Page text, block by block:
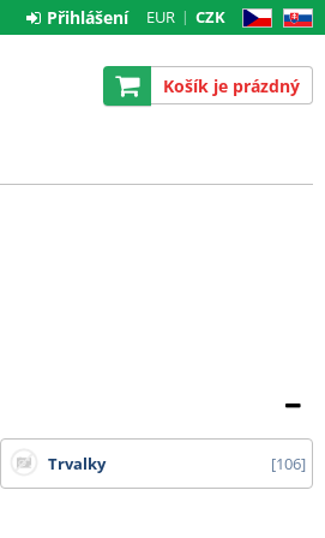
CZ SK
EUR CZK
Přihlášení
Košík je prázdný
Trvalky 106